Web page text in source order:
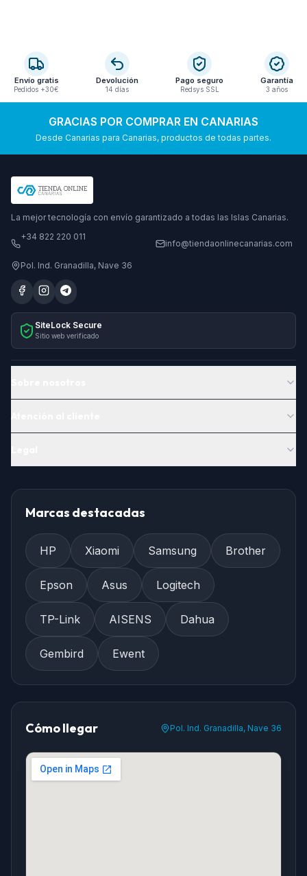
Envío gratis
Pedidos +30€
Devolución
14 días
Pago seguro
Redsys SSL
Garantía
3 años
GRACIAS POR COMPRAR EN CANARIAS
Desde Canarias para Canarias, productos de todas partes.
La mejor tecnología con envío garantizado a todas las Islas Canarias.
+34 822 220 011
info@tiendaonlinecanarias.com
Pol. Ind. Granadilla, Nave 36
SiteLock Secure
Sitio web verificado
Marcas destacadas
HP Xiaomi Samsung Brother
Epson Asus Logitech
TP-Link AISENS Dahua
Gembird Ewent
Cómo llegar Pol. Ind. Granadilla, Nave 36